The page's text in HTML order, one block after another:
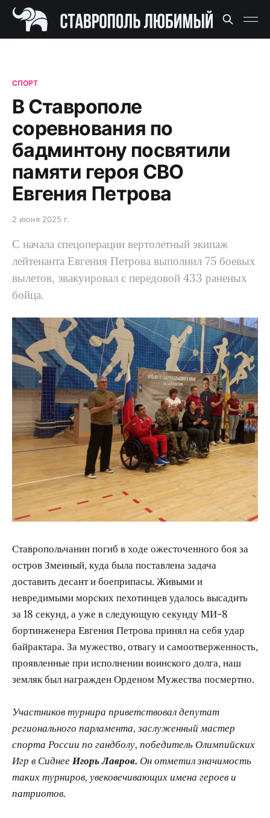
СПОРТ
В Ставрополе
соревнования по
бадминтону посвятили
памяти героя СВО
Евгения Петрова
2 июня 2025 г.
С начала спецоперации вертолетный экипаж
лейтенанта Евгения Петрова выполнил 75 боевых
вылетов, эвакуировал с передовой 433 раненых
бойца.
Ставропольчанин погиб в ходе ожесточенного боя за
остров Змеиный, куда была поставлена задача
доставить десант и боеприпасы. Живыми и
невредимыми морских пехотинцев удалось высадить
за 18 секунд, а уже в следующую секунду МИ-8
бортинженера Евгения Петрова принял на себя удар
байрактара. За мужество, отвагу и самоотверженность,
проявленные при исполнении воинского долга, наш
земляк был награжден Орденом Мужества посмертно.
Участников турнира приветствовал депутат
регионального парламента, заслуженный мастер
спорта России по гандболу, победитель Олимпийских
Игр в Сиднее Игорь Лавров. Он отметил значимость
таких турниров, увековечивающих имена героев и
патриотов.